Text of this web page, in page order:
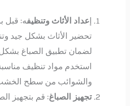
إعداد الأثاث وتنظيفه: قبل
تحضير الأثاث بشكل جيد
لضمان تطبيق الصباغ
استخدم مواد تنظيف
والشوائب من سطح
تجهيز الصباغ: قم بتجهيز